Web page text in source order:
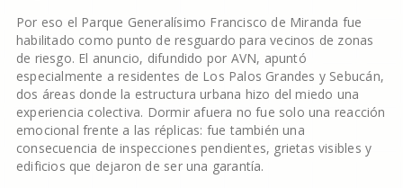
Por eso el Parque Generalísimo Francisco de Miranda fue
habilitado como punto de resguardo para vecinos de zonas
de riesgo. El anuncio, difundido por AVN, apuntó
especialmente a residentes de Los Palos Grandes y Sebucán,
dos áreas donde la estructura urbana hizo del miedo una
experiencia colectiva. Dormir afuera no fue solo una reacción
emocional frente a las réplicas: fue también una
consecuencia de inspecciones pendientes, grietas visibles y
edificios que dejaron de ser una garantía.